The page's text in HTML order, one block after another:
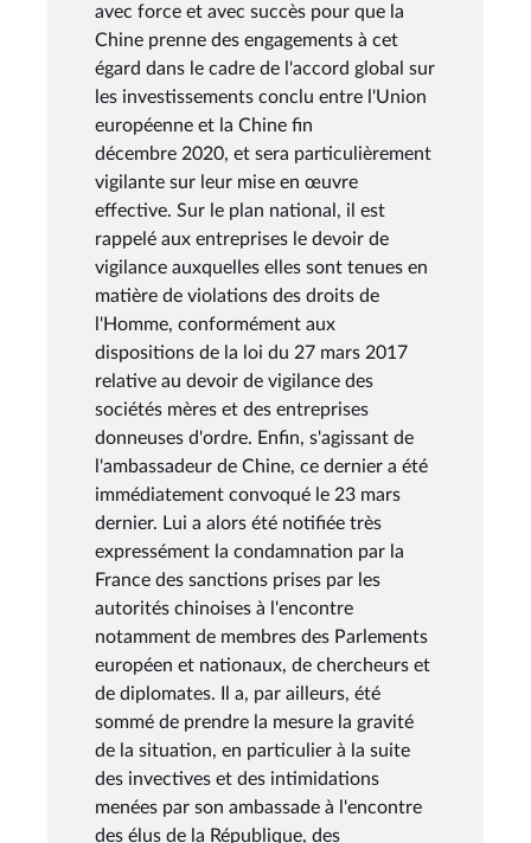
avec force et avec succès pour que la
Chine prenne des engagements à cet
égard dans le cadre de l'accord global sur
les investissements conclu entre l'Union
européenne et la Chine fin
décembre 2020, et sera particulièrement
vigilante sur leur mise en œuvre
effective. Sur le plan national, il est
rappelé aux entreprises le devoir de
vigilance auxquelles elles sont tenues en
matière de violations des droits de
l'Homme, conformément aux
dispositions de la loi du 27 mars 2017
relative au devoir de vigilance des
sociétés mères et des entreprises
donneuses d'ordre. Enfin, s'agissant de
l'ambassadeur de Chine, ce dernier a été
immédiatement convoqué le 23 mars
dernier. Lui a alors été notifiée très
expressément la condamnation par la
France des sanctions prises par les
autorités chinoises à l'encontre
notamment de membres des Parlements
européen et nationaux, de chercheurs et
de diplomates. Il a, par ailleurs, été
sommé de prendre la mesure la gravité
de la situation, en particulier à la suite
des invectives et des intimidations
menées par son ambassade à l'encontre
des élus de la République, des